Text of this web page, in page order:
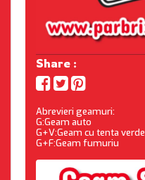
Share :
Abrevieri geamuri:
G:Geam auto
G+V:Geam cu tenta verde
G+F:Geam fumuriu